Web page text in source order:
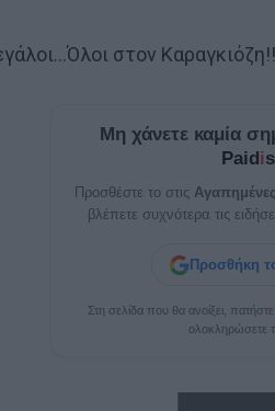
στον
Μη χάνετε καμία
Paidi
Προσθέστε το στις
βλέπετε συχνότερα τις
Προσθήκη
Στη σελίδα που θα ανοίξει, πατήστε
ολοκληρώσετε